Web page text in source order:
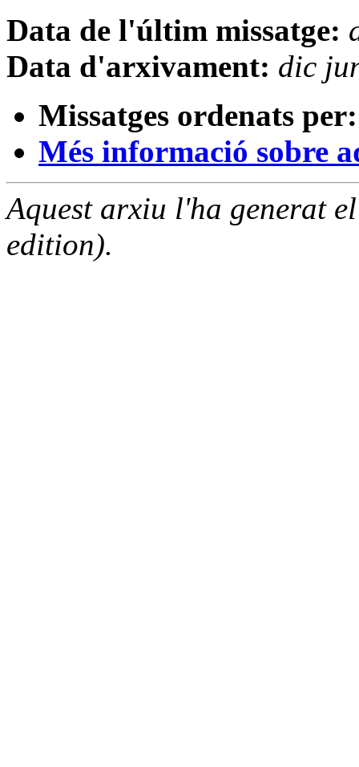
Data de l'últim missatge:
Data d'arxivament: dic
Missatges ordenats per:
Més informació sobre
Aquest arxiu l'ha generat
edition).